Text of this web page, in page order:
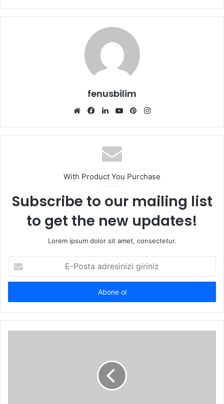
fenusbilim
Web
Facebook
LinkedInYouTubePinterest
With Product You Purchase
Subscribe to our mailing list
to get the new updates!
Lorem ipsum dolor sit amet, consectetur.
Posta
adresinizi